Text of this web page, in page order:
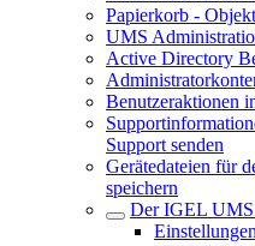
Papierkorb -
UMS
Active Directory
Benutzeraktionen
Support senden
Gerätedateien für
speichern
Der IGEL